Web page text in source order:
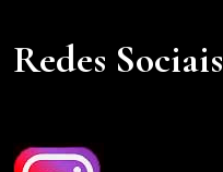
Redes Sociais